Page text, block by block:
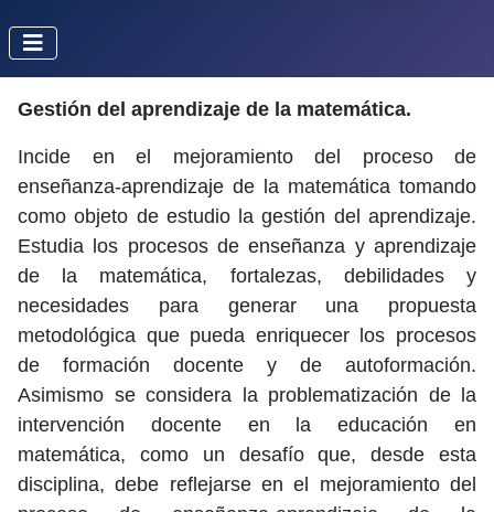
Gestión del aprendizaje de la matemática.
Incide en el mejoramiento del proceso de
enseñanza-aprendizaje de la matemática tomando
como objeto de estudio la gestión del aprendizaje.
Estudia los procesos de enseñanza y aprendizaje
de la matemática, fortalezas, debilidades y
necesidades para generar una propuesta
metodológica que pueda enriquecer los procesos
de formación docente y de autoformación.
Asimismo se considera la problematización de la
intervención docente en la educación en
matemática, como un desafío que, desde esta
disciplina, debe reflejarse en el mejoramiento del